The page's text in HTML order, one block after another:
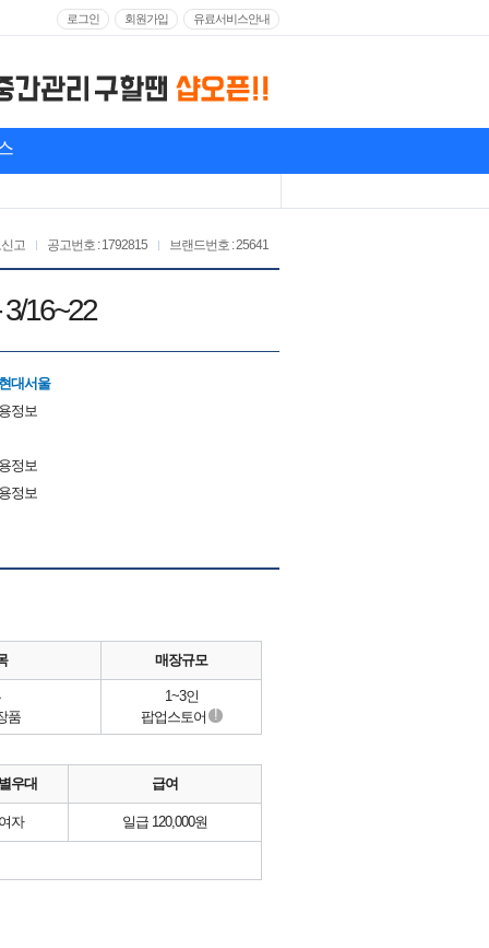
로그인 회원가입 유료서비스안내
브랜드번호 : 25641
공고번호 : 1792815
고
16~22
대서울
정보
정보
정보
매장규모
품
1~3인
팝업스토어 !
우대 급여
자 일급 120,000원